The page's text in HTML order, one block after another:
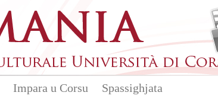
Impara u Corsu Spassighjata